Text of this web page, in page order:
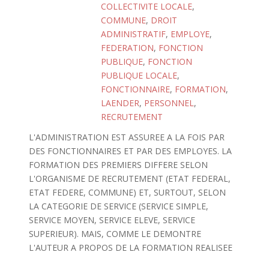
COLLECTIVITE LOCALE,
COMMUNE, DROIT
ADMINISTRATIF, EMPLOYE,
FEDERATION, FONCTION
PUBLIQUE, FONCTION
PUBLIQUE LOCALE,
FONCTIONNAIRE, FORMATION,
LAENDER, PERSONNEL,
RECRUTEMENT
L'ADMINISTRATION EST ASSUREE A LA FOIS PAR
DES FONCTIONNAIRES ET PAR DES EMPLOYES. LA
FORMATION DES PREMIERS DIFFERE SELON
L'ORGANISME DE RECRUTEMENT (ETAT FEDERAL,
ETAT FEDERE, COMMUNE) ET, SURTOUT, SELON
LA CATEGORIE DE SERVICE (SERVICE SIMPLE,
SERVICE MOYEN, SERVICE ELEVE, SERVICE
SUPERIEUR). MAIS, COMME LE DEMONTRE
L'AUTEUR A PROPOS DE LA FORMATION REALISEE